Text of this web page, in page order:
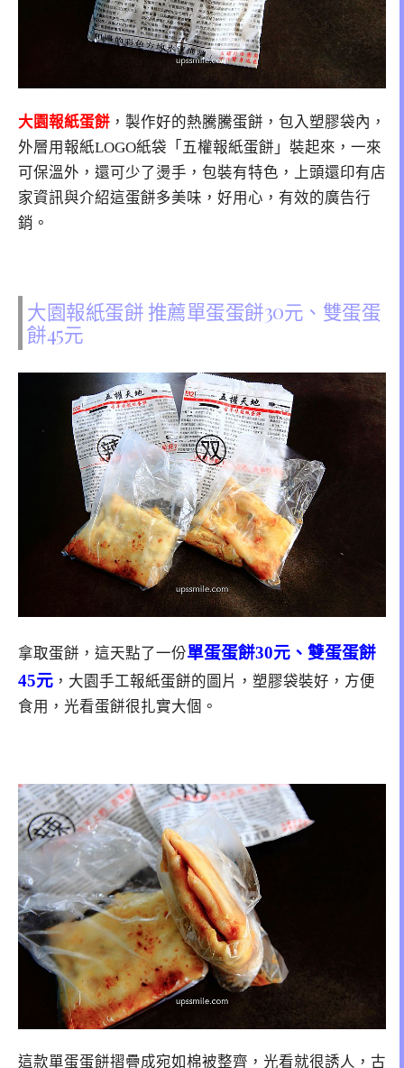
大園報紙蛋餅 ，製作好的熱騰騰蛋餅，包入塑膠袋內，
外層用報紙LOGO紙袋「五權報紙蛋餅」裝起來，一來
可保溫外，還可少了燙手，包裝有特色，上頭還印有店
家資訊與介紹這蛋餅多美味，好用心，有效的廣告行
銷。
大園報紙蛋餅 推薦單蛋蛋餅30元、雙蛋蛋
餅45元
拿取蛋餅，這天點了一份單蛋蛋餅30元、雙蛋蛋餅
45元 ，大園手工報紙蛋餅的圖片，塑膠袋裝好，方便
食用，光看蛋餅很扎實大個。
這款單蛋蛋餅摺疊成宛如棉被整齊，光看就很誘人，古